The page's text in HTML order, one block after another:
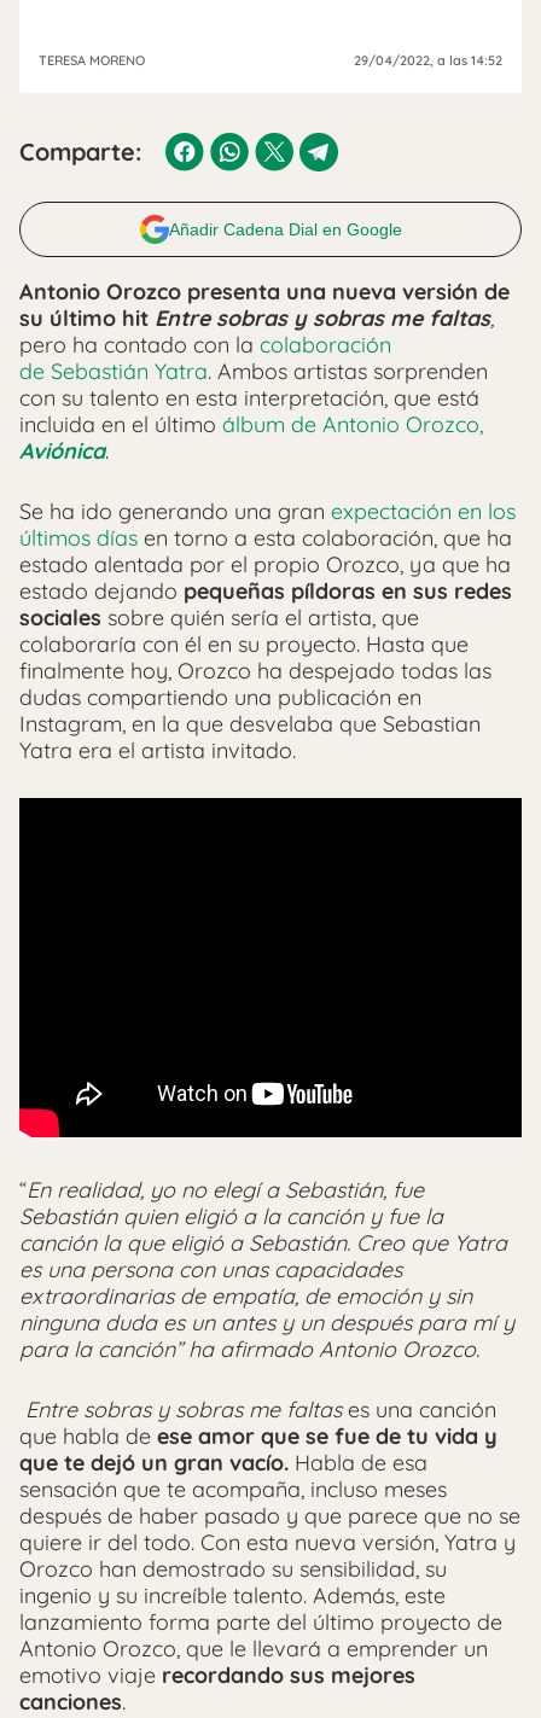
TERESA MORENO 29/04/2022, a las 14:52
Comparte:
Añadir Cadena Dial en Google
Antonio Orozco presenta una nueva versión de
su último hit Entre sobras y sobras me faltas,
pero ha contado con la colaboración
de Sebastián Yatra. Ambos artistas sorprenden
con su talento en esta interpretación, que está
incluida en el último álbum de Antonio Orozco,
Aviónica.
Se ha ido generando una gran expectación en los
últimos días en torno a esta colaboración, que ha
estado alentada por el propio Orozco, ya que ha
estado dejando pequeñas píldoras en sus redes
sociales sobre quién sería el artista, que
colaboraría con él en su proyecto. Hasta que
finalmente hoy, Orozco ha despejado todas las
dudas compartiendo una publicación en
Instagram, en la que desvelaba que Sebastian
Yatra era el artista invitado.
“En realidad, yo no elegí a Sebastián, fue
Sebastián quien eligió a la canción y fue la
canción la que eligió a Sebastián. Creo que Yatra
es una persona con unas capacidades
extraordinarias de empatía, de emoción y sin
ninguna duda es un antes y un después para mí y
para la canción” ha afirmadoAntonio Orozco.
Entre sobras y sobras me faltases una canción
que habla de ese amor que se fue de tu vida y
que te dejó un gran vacío. Habla de esa
sensación que te acompaña, incluso meses
después de haber pasado y que parece que no se
quiere ir del todo. Con esta nueva versión, Yatra y
Orozco han demostrado su sensibilidad, su
ingenio y su increíble talento. Además, este
lanzamiento forma parte del último proyecto de
Antonio Orozco, que le llevará a emprender un
emotivo viaje recordando sus mejores
canciones.